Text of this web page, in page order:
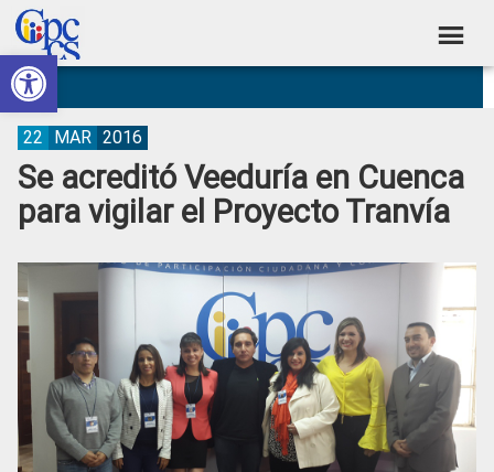
Abrir barra de herramientas
Skip
to
primary
navigation
Skip
to
main
content
Skip
to
primary
sidebar
Skip
to
footer
Consejo
de
Participación
Ciudadana
Control
Social
Construyendo
Poder
Ciudadano
Se acreditó Veeduría en Cuenca
para vigilar el Proyecto Tranvía
22 MAR 2016